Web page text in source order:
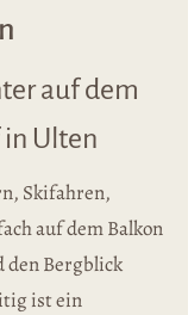
auf dem
Ulten
Skifahren,
auf dem Balkon
den Bergblick
ist ein